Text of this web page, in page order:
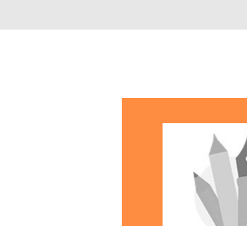
Спортивные товары
Ирушечные домики
Куклы